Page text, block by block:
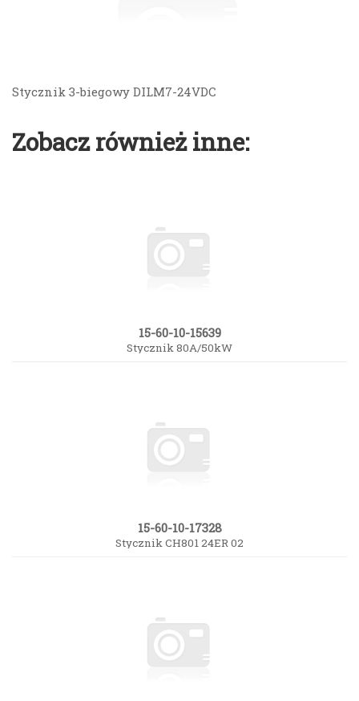
Stycznik 3-biegowy DILM7-24VDC
Zobacz również inne:
15-60-10-15639
Stycznik 80A/50kW
15-60-10-17328
Stycznik CH801 24ER 02